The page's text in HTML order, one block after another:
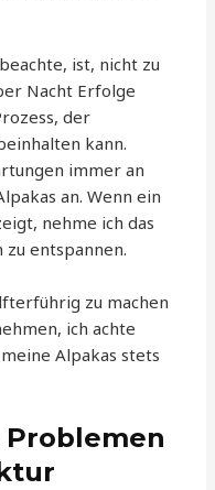
ist, nicht zu
Nacht Erfolge
der
kann.
immer an
an. Wenn ein
nehme ich das
zu entspannen.
zu machen
ich achte
Alpakas stets